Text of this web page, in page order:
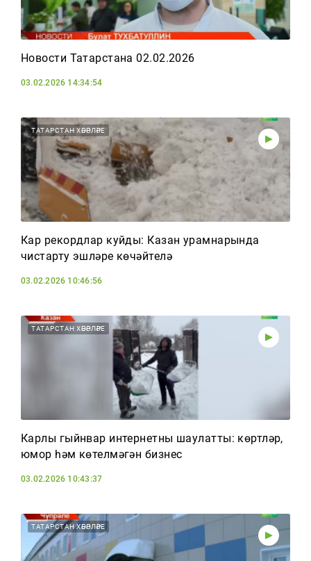
Новости Татарстана 02.02.2026
03.02.2026 14:34:54
ТАТАРСТАН ХӘБӘРЛӘРЕ
Кар рекордлар куйды: Казан урамнарында
чистарту эшләре көчәйтелә
03.02.2026 10:46:56
ТАТАРСТАН ХӘБӘРЛӘРЕ
Карлы гыйнвар интернетны шаулатты: көртләр,
юмор һәм көтелмәгән бизнес
03.02.2026 10:43:37
ТАТАРСТАН ХӘБӘРЛӘРЕ